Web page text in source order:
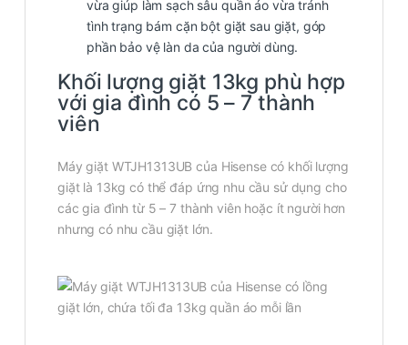
vừa giúp làm sạch sâu quần áo vừa tránh
tình trạng bám cặn bột giặt sau giặt, góp
phần bảo vệ làn da của người dùng.
Khối lượng giặt 13kg phù hợp
với gia đình có 5 – 7 thành
viên
Máy giặt WTJH1313UB của Hisense có khối lượng
giặt là 13kg có thể đáp ứng nhu cầu sử dụng cho
các gia đình từ 5 – 7 thành viên hoặc ít người hơn
nhưng có nhu cầu giặt lớn.